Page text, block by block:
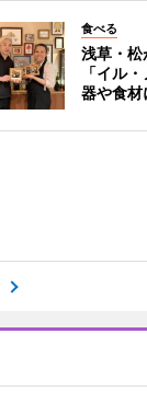
食べる
浅草・
「イル
器や食材